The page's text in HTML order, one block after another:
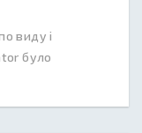
виду і
було